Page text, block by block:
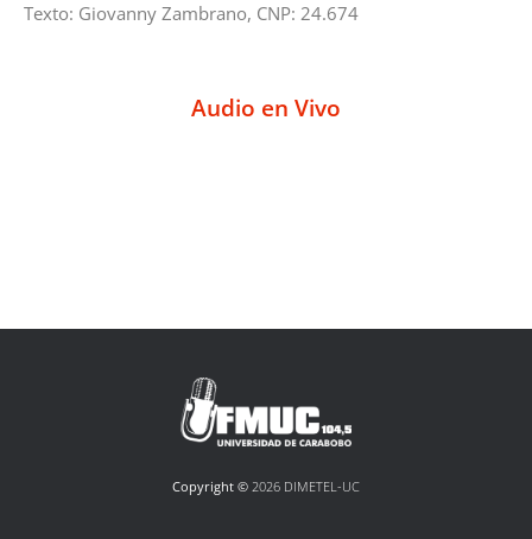
Texto: Giovanny Zambrano, CNP: 24.674
Audio en Vivo
Copyright © 2026 DIMETEL-UC